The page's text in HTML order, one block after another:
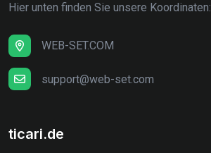
Hier unten finden Sie unsere Koordinaten:
WEB-SET.COM
support@web-set.com
ticari.de